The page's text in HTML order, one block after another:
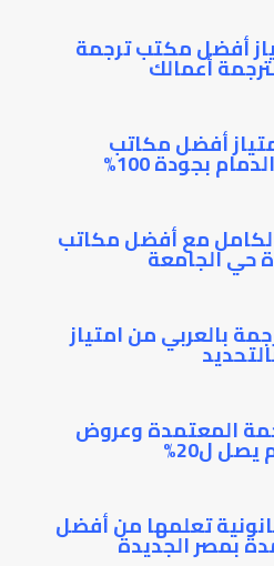
أفضل مكتب ترجمة
أعمالك
أفضل مكاتب
بجودة 100%
مع أفضل مكاتب
حي الجامعة
بالعربي من امتياز
المعتمدة وعروض
ل20%
تعلمها من أفضل
بمصر الجديدة